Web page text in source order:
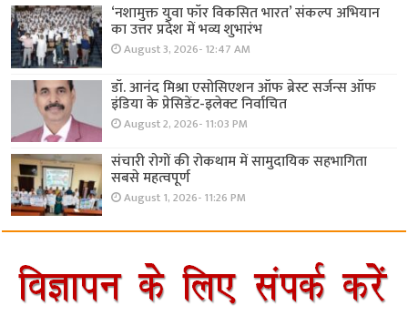
‘नशामुक्त युवा फॉर विकसित भारत’ संकल्प अभियान
का उत्तर प्रदेश में भव्य शुभारंभ
August 3, 2026- 12:47 AM
डॉ. आनंद मिश्रा एसोसिएशन ऑफ ब्रेस्ट सर्जन्स ऑफ
इंडिया के प्रेसिडेंट-इलेक्ट निर्वाचित
August 2, 2026- 11:03 PM
संचारी रोगों की रोकथाम में सामुदायिक सहभागिता
सबसे महत्वपूर्ण
August 1, 2026- 11:26 PM